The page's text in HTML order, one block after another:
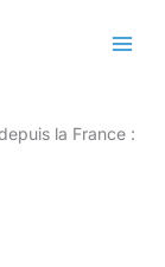
la France :